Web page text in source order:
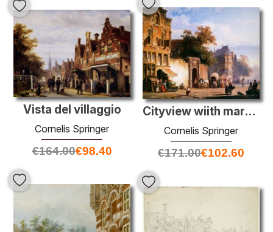
Cityview wiith marketstall
Cornelis Springer
€171.00€102.60
Vista del villaggio
Cornelis Springer
€164.00€98.40